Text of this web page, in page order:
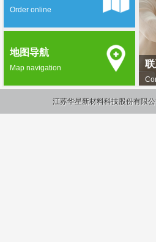
Order online
地图导航
Map navigation
江苏华星新材料科技股份有限